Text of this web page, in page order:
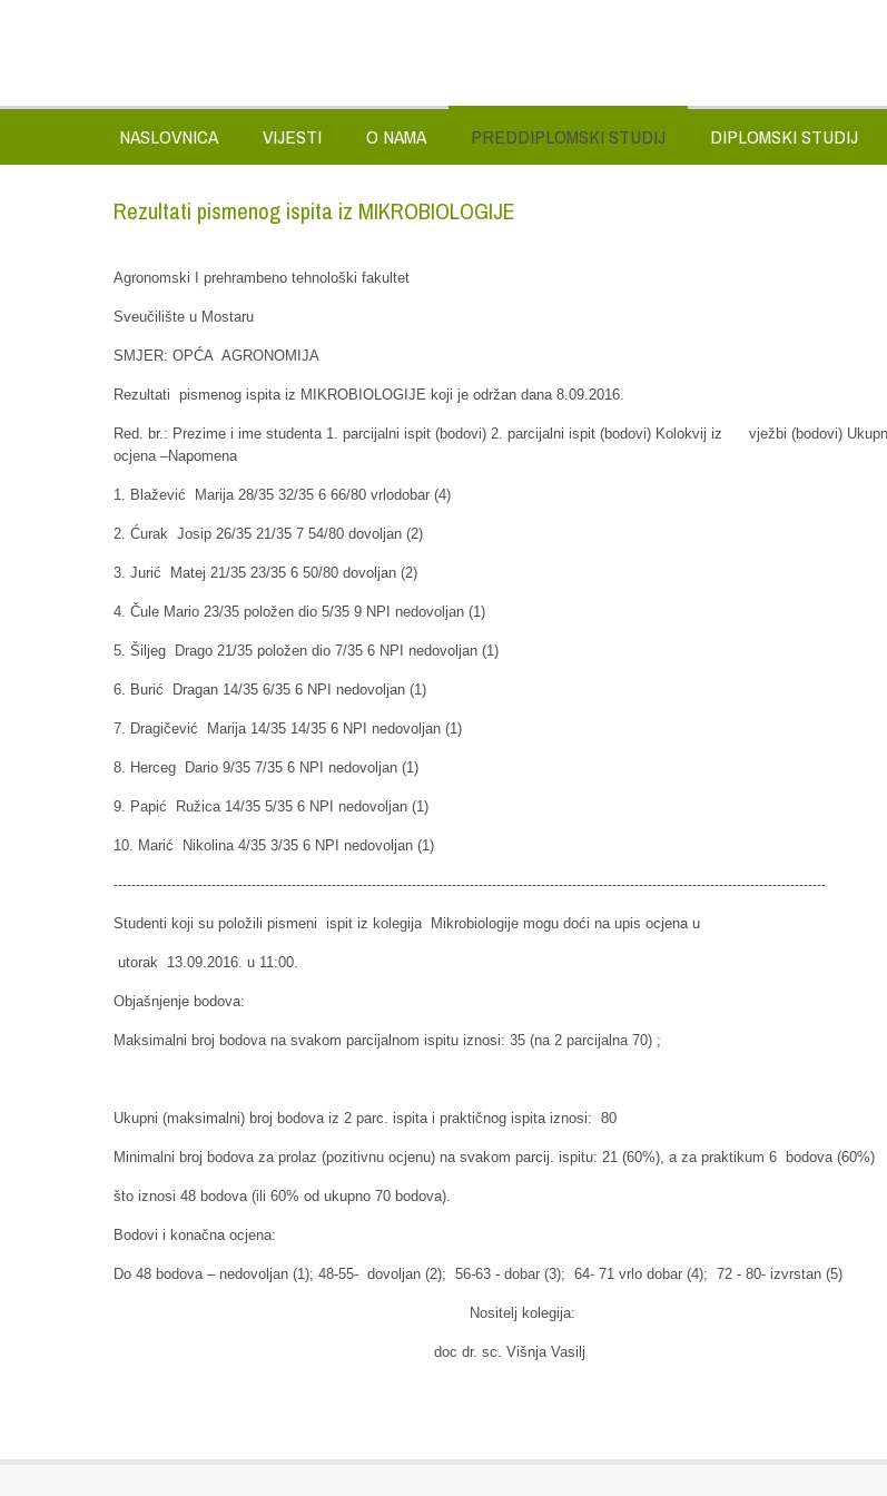
NASLOVNICA VIJESTI O NAMA PREDDIPLOMSKI STUDIJ DIPLOMSKI STUDIJ
Rezultati pismenog ispita iz MIKROBIOLOGIJE
Agronomski I prehrambeno tehnološki fakultet
Sveučilište u Mostaru
SMJER: OPĆA AGRONOMIJA
Rezultati pismenog ispita iz MIKROBIOLOGIJE koji je održan dana 8.09.2016.
Red. br.: Prezime i ime studenta 1. parcijalni ispit (bodovi) 2. parcijalni ispit (bodovi) Kolokvij iz vježbi (bodovi)
ocjena –Napomena
1. Blažević Marija 28/35 32/35 6 66/80 vrlodobar (4)
2. Ćurak Josip 26/35 21/35 7 54/80 dovoljan (2)
3. Jurić Matej 21/35 23/35 6 50/80 dovoljan (2)
4. Čule Mario 23/35 položen dio 5/35 9 NPI nedovoljan (1)
5. Šiljeg Drago 21/35 položen dio 7/35 6 NPI nedovoljan (1)
6. Burić Dragan 14/35 6/35 6 NPI nedovoljan (1)
7. Dragičević Marija 14/35 14/35 6 NPI nedovoljan (1)
8. Herceg Dario 9/35 7/35 6 NPI nedovoljan (1)
9. Papić Ružica 14/35 5/35 6 NPI nedovoljan (1)
10. Marić Nikolina 4/35 3/35 6 NPI nedovoljan (1)
----------------------------------------------------------------------------------------------------------------------------------------------------------------
Studenti koji su položili pismeni ispit iz kolegija Mikrobiologije mogu doći na upis ocjena u
utorak 13.09.2016. u 11:00.
Objašnjenje bodova:
Maksimalni broj bodova na svakom parcijalnom ispitu iznosi: 35 (na 2 parcijalna 70) ;
Ukupni (maksimalni) broj bodova iz 2 parc. ispita i praktičnog ispita iznosi: 80
Minimalni broj bodova za prolaz (pozitivnu ocjenu) na svakom parcij. ispitu: 21 (60%), a za praktikum 6 bodova (60%)
što iznosi 48 bodova (ili 60% od ukupno 70 bodova).
Bodovi i konačna ocjena:
Do 48 bodova – nedovoljan (1); 48-55- dovoljan (2); 56-63 - dobar (3); 64- 71 vrlo dobar (4); 72 - 80- izvrstan (5)
Nositelj kolegija:
doc dr. sc. Višnja Vasilj